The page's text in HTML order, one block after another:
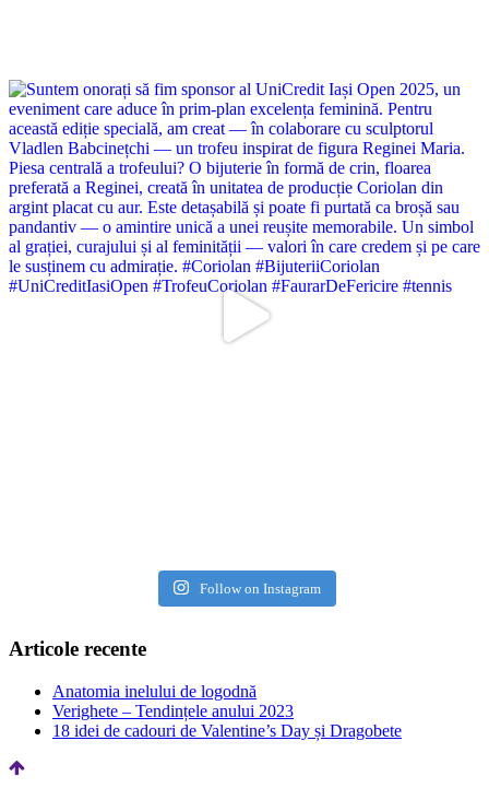
Follow on Instagram
Articole recente
Anatomia inelului de logodnă
Verighete – Tendințele anului 2023
18 idei de cadouri de Valentine’s Day și Dragobete